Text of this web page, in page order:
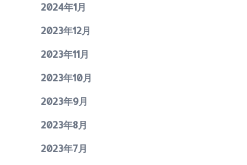
2024年1月
2023年12月
2023年11月
2023年10月
2023年9月
2023年8月
2023年7月